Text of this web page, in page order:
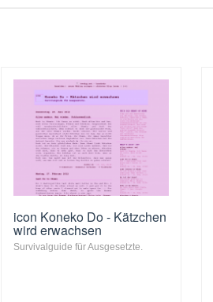
icon Koneko Do - Kätzchen
wird erwachsen
Survivalguide für Ausgesetzte.